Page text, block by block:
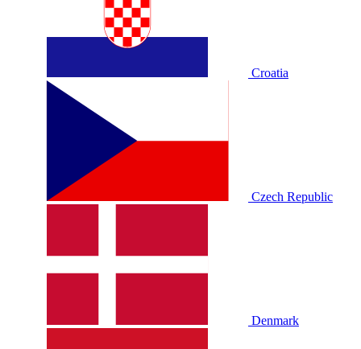
Croatia
Czech Republic
Denmark